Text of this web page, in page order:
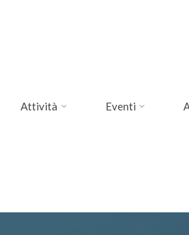
Attività Eventi